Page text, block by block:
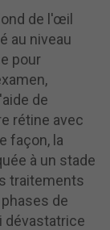
de l'œil
au niveau
pour
de
rétine avec
façon, la
à un stade
traitements
de
dévastatrice